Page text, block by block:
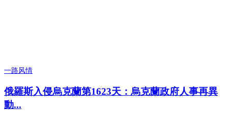
一路风情
俄羅斯入侵烏克蘭第1623天：烏克蘭政府人事再異
動...